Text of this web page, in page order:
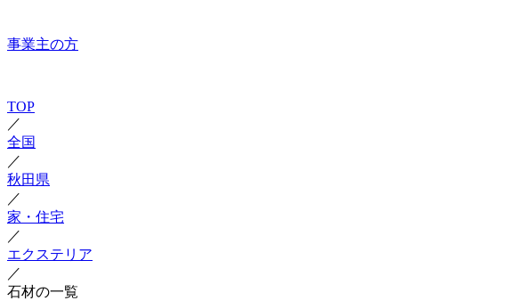
事業主の方
TOP
／
全国
／
秋田県
／
家・住宅
／
エクステリア
／
石材の一覧